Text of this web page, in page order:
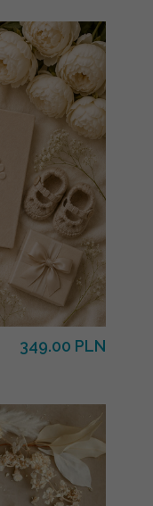
349.00 PLN